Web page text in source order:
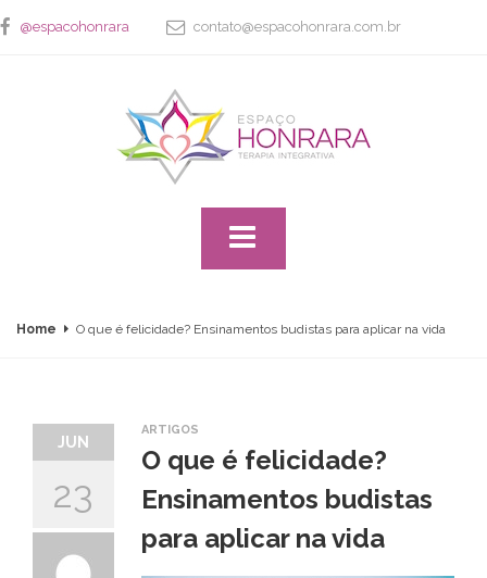
@espacohonrara contato@espacohonrara.com.br
Home O que é felicidade? Ensinamentos budistas para aplicar na vida
JUN
23
ARTIGOS
O que é felicidade?
Ensinamentos budistas
para aplicar na vida